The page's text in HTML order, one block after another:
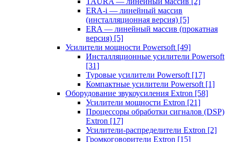
ERA-i — линейный массив
(инсталляционная версия) [5]
ERA — линейный массив (прокатная
версия) [5]
Усилители мощности Powersoft [49]
Инсталляционные усилители Powersoft
[31]
Туровые усилители Powersoft [17]
Компактные усилители Powersoft [1]
Оборудование звукоусиления Extron [58]
Усилители мощности Extron [21]
Процессоры обработки сигналов (DSP)
Extron [17]
Усилители-распределители Extron [2]
Громкоговорители Extron [15]